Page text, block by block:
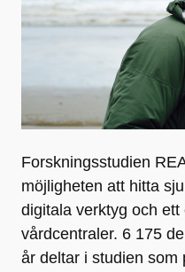
Forskningsstudien
möjligheten att hitta
digitala verktyg och
vårdcentraler. 6 175
år deltar i studien som